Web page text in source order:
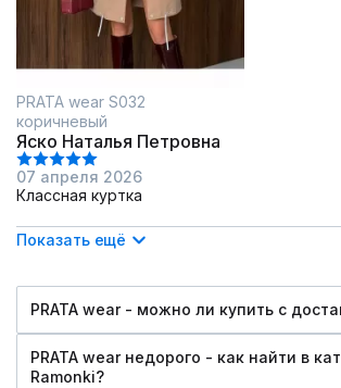
PRATA wear S032
коричневый
Яско Наталья Петровна
07 апреля 2026
Классная куртка
Показать ещё
PRATA wear - можно ли купить c
PRATA wear недорого - как найти в
Ramonki?